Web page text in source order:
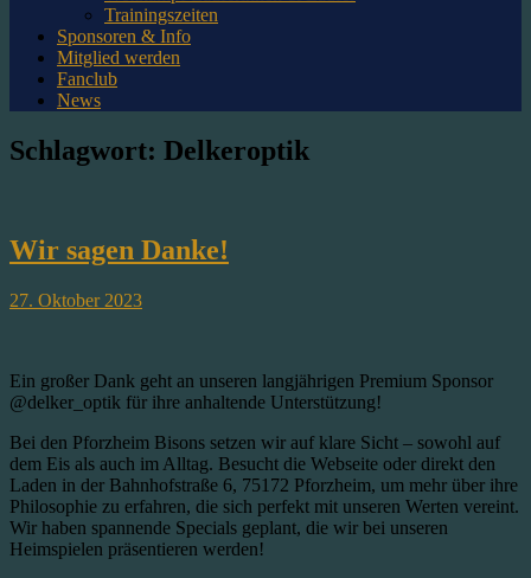
Trainingszeiten
Sponsoren & Info
Mitglied werden
Fanclub
News
Schlagwort: Delkeroptik
Wir sagen Danke!
27. Oktober 2023
Ein großer Dank geht an unseren langjährigen Premium Sponsor
@delker_optik für ihre anhaltende Unterstützung!
Bei den Pforzheim Bisons setzen wir auf klare Sicht – sowohl auf
dem Eis als auch im Alltag. Besucht die Webseite oder direkt den
Laden in der Bahnhofstraße 6, 75172 Pforzheim, um mehr über ihre
Philosophie zu erfahren, die sich perfekt mit unseren Werten vereint.
Wir haben spannende Specials geplant, die wir bei unseren
Heimspielen präsentieren werden!